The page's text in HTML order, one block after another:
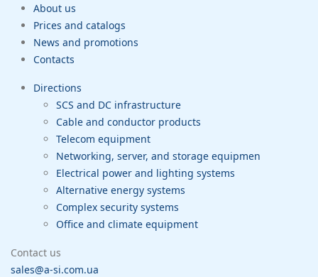
About us
Prices and catalogs
News and promotions
Contacts
Directions
SCS and DC infrastructure
Cable and conductor products
Telecom equipment
Networking, server, and storage equipmen
Electrical power and lighting systems
Alternative energy systems
Complex security systems
Office and climate equipment
Contact us
sales@a-si.com.ua